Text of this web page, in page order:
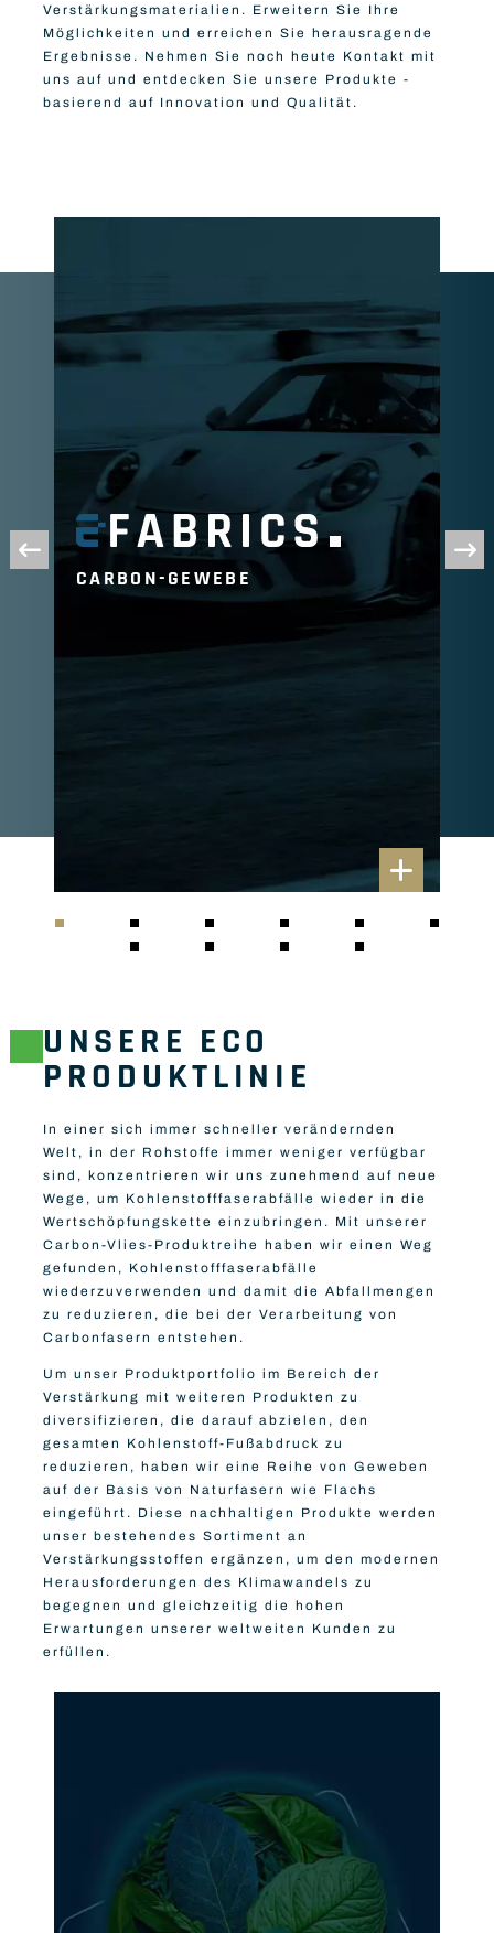
Verstärkungsmaterialien. Erweitern Sie Ihre
Möglichkeiten und erreichen Sie herausragende
Ergebnisse. Nehmen Sie noch heute Kontakt mit
uns auf und entdecken Sie unsere Produkte -
basierend auf Innovation und Qualität.
CARBON-GEWEBE
CARBON-GEWEBE
Spezifizierte Carbon-Gewebe für
Anwendungen in Automobilindustrie,
Luftfahrtindustrie und mehr.
MEHR ERFAHREN
UNSERE ECO
PRODUKTLINIE
In einer sich immer schneller verändernden
Welt, in der Rohstoffe immer weniger verfügbar
sind, konzentrieren wir uns zunehmend auf neue
Wege, um Kohlenstofffaserabfälle wieder in die
Wertschöpfungskette einzubringen. Mit unserer
Carbon-Vlies-Produktreihe haben wir einen Weg
gefunden, Kohlenstofffaserabfälle
wiederzuverwenden und damit die Abfallmengen
zu reduzieren, die bei der Verarbeitung von
Carbonfasern entstehen.
Um unser Produktportfolio im Bereich der
Verstärkung mit weiteren Produkten zu
diversifizieren, die darauf abzielen, den
gesamten Kohlenstoff-Fußabdruck zu
reduzieren, haben wir eine Reihe von Geweben
auf der Basis von Naturfasern wie Flachs
eingeführt. Diese nachhaltigen Produkte werden
unser bestehendes Sortiment an
Verstärkungsstoffen ergänzen, um den modernen
Herausforderungen des Klimawandels zu
begegnen und gleichzeitig die hohen
Erwartungen unserer weltweiten Kunden zu
erfüllen.